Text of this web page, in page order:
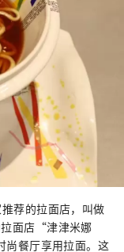
荐的拉面店，叫做
面店“津津米娜
尚餐厅享用拉面。这